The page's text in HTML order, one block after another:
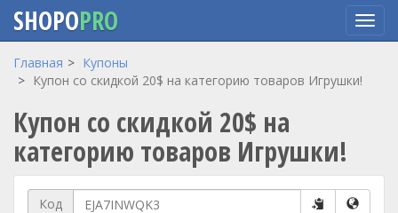
Перейти
содержанию
SHOPOPRO
Главная
Купоны
Купон со скидкой 20$ на категорию товаров Игрушки!
Купон со скидкой 20$ на
категорию товаров Игрушки!
Код